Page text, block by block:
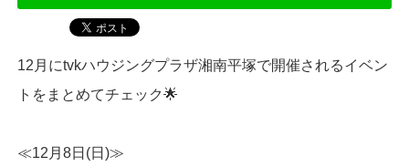
12月にtvkハウジングプラザ湘南平塚で開催されるイベン
トをまとめてチェック🌟
≪12月8日(日)≫